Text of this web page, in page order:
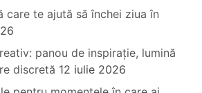
care te ajută să închei ziua în
panou de inspirație, lumină
discretă 12 iulie 2026